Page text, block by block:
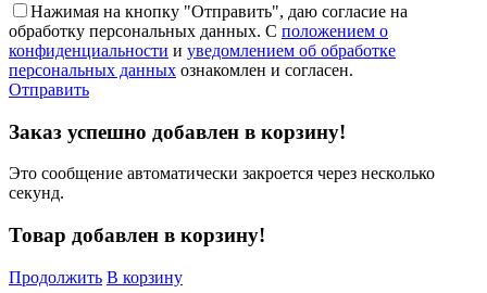
Нажимая на кнопку "Отправить", даю согласие на
обработку персональных данных. С положением о
конфиденциальности и уведомлением об обработке
персональных данных ознакомлен и согласен.
Отправить
Заказ успешно добавлен в корзину!
Это сообщение автоматически закроется через несколько
секунд.
Товар добавлен в корзину!
Продолжить В корзину